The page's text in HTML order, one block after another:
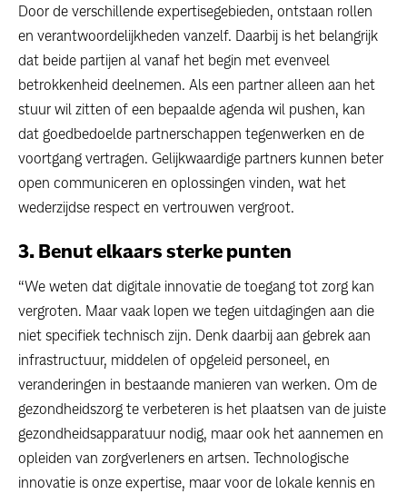
Door de verschillende expertisegebieden, ontstaan rollen
en verantwoordelijkheden vanzelf. Daarbij is het belangrijk
dat beide partijen al vanaf het begin met evenveel
betrokkenheid deelnemen. Als een partner alleen aan het
stuur wil zitten of een bepaalde agenda wil pushen, kan
dat goedbedoelde partnerschappen tegenwerken en de
voortgang vertragen. Gelijkwaardige partners kunnen beter
open communiceren en oplossingen vinden, wat het
wederzijdse respect en vertrouwen vergroot.
3. Benut elkaars sterke punten
“We weten dat digitale innovatie de toegang tot zorg kan
vergroten. Maar vaak lopen we tegen uitdagingen aan die
niet specifiek technisch zijn. Denk daarbij aan gebrek aan
infrastructuur, middelen of opgeleid personeel, en
veranderingen in bestaande manieren van werken. Om de
gezondheidszorg te verbeteren is het plaatsen van de juiste
gezondheidsapparatuur nodig, maar ook het aannemen en
opleiden van zorgverleners en artsen. Technologische
innovatie is onze expertise, maar voor de lokale kennis en